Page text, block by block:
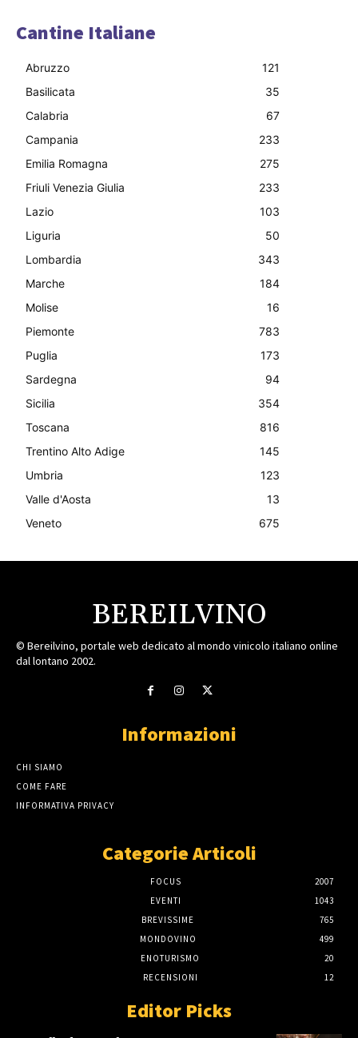
Cantine Italiane
Abruzzo
121
Basilicata
35
Calabria
67
Campania
233
Emilia Romagna
275
Friuli Venezia Giulia
233
Lazio
103
Liguria
50
Lombardia
343
Marche
184
Molise
16
Piemonte
783
Puglia
173
Sardegna
94
Sicilia
354
Toscana
816
Trentino Alto Adige
145
Umbria
123
Valle d'Aosta
13
Veneto
675
BEREILVINO
© Bereilvino, portale web dedicato al mondo vinicolo italiano online
dal lontano 2002.
Informazioni
CHI SIAMO
COME FARE
INFORMATIVA PRIVACY
Categorie Articoli
FOCUS
2007
EVENTI
1043
BREVISSIME
765
MONDOVINO
499
ENOTURISMO
20
RECENSIONI
12
Editor Picks